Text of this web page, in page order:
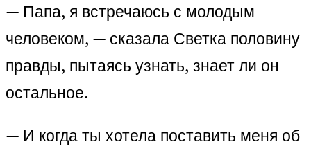
— Папа, я встречаюсь с молодым
человеком, — сказала Светка половину
правды, пытаясь узнать, знает ли он
остальное.
— И когда ты хотела поставить меня об